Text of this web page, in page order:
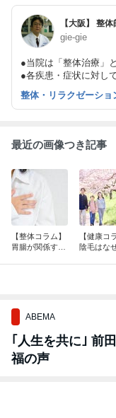
gie-gie
●当院は「整体治療」
●各疾患・症状に対し
又は学院への入学希望
下さい。
整体・リラクゼーショ
最近の画像つき記事
【整体コラム】
胃腸が関係する
【健康コ
陰毛はな
ABEMA
｢人生を共に｣ 前
福の声